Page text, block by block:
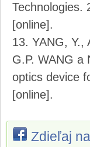
Technologies.
[online].
YANG, Y.,
G.P. WANG a
optics device
[online].
Zdieľaj